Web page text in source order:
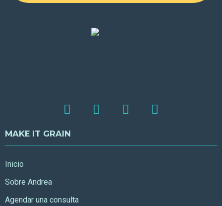
MAKE IT GRAIN
Inicio
Sobre Andrea
Agendar una consulta